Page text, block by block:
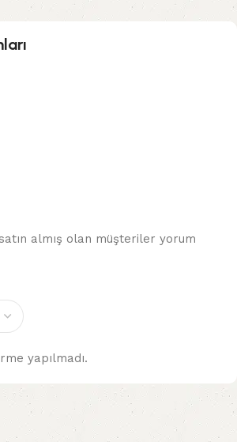
yapılmadı.
almış olan müşteriler yorum